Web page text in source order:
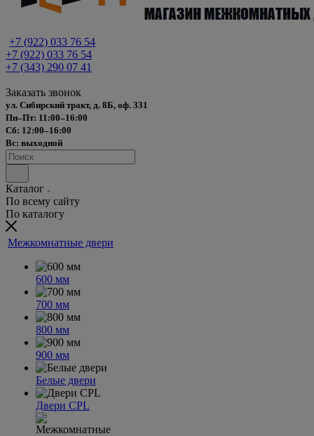
+7 (922) 033 76 54
+7 (922) 033 76 54
+7 (343) 290 07 41
Заказать звонок
ул. Сибирский тракт, д. 8Б, оф. 331
Пн–Пт: 11:00–16:00
Сб: 12:00–16:00
Вс: выходной
Каталог
По всему сайту
По каталогу
Межкомнатные двери
600 мм
700 мм
800 мм
900 мм
Белые двери
Двери CPL